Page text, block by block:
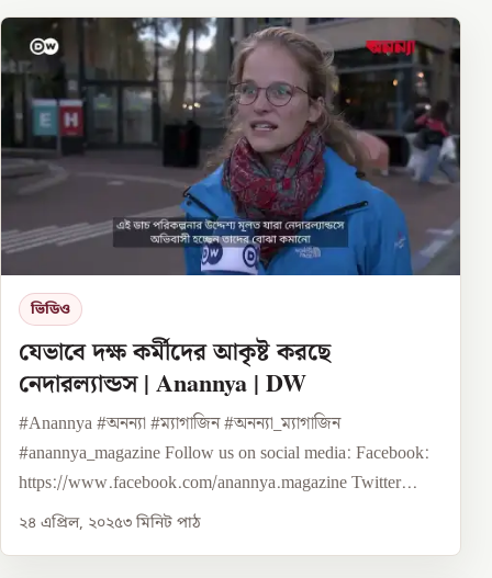
ভিডিও
যেভাবে দক্ষ কর্মীদের আকৃষ্ট করছে
নেদারল্যান্ডস | Anannya | DW
#Anannya #অনন্যা #ম্যাগাজিন #অনন্যা_ম্যাগাজিন
#anannya_magazine Follow us on social media: Facebook:
https://www.facebook.com/anannya.magazine Twitter...
২৪ এপ্রিল, ২০২৫৩ মিনিট পাঠ